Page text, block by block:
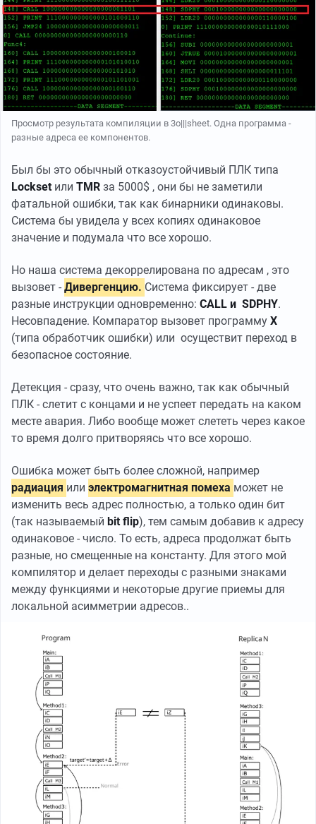
Просмотр результата компиляции в 3o|||sheet. Одна программа -
разные адреса ее компонентов.
Был бы это обычный отказоустойчивый ПЛК типа
Lockset или TMR за 5000$ , они бы не заметили
фатальной ошибки, так как бинарники одинаковы.
Система бы увидела у всех копиях одинаковое
значение и подумала что все хорошо.
Но наша система декоррелирована по адресам , это
вызовет - Дивергенцию. Система фиксирует - две
разные инструкции одновременно: CALL и SDPHY.
Несовпадение. Компаратор вызовет программу X
(типа обработчик ошибки) или осуществит переход в
безопасное состояние.
Детекция - сразу, что очень важно, так как обычный
ПЛК - слетит с концами и не успеет передать на каком
месте авария. Либо вообще может слететь через какое
то время долго притворяясь что все хорошо.
Ошибка может быть более сложной, например
радиация или электромагнитная помеха может не
изменить весь адрес полностью, а только один бит
(так называемый bit flip), тем самым добавив к адресу
одинаковое - число. То есть, адреса продолжат быть
разные, но смещенные на константу. Для этого мой
компилятор и делает переходы с разными знаками
между функциями и некоторые другие приемы для
локальной асимметрии адресов..